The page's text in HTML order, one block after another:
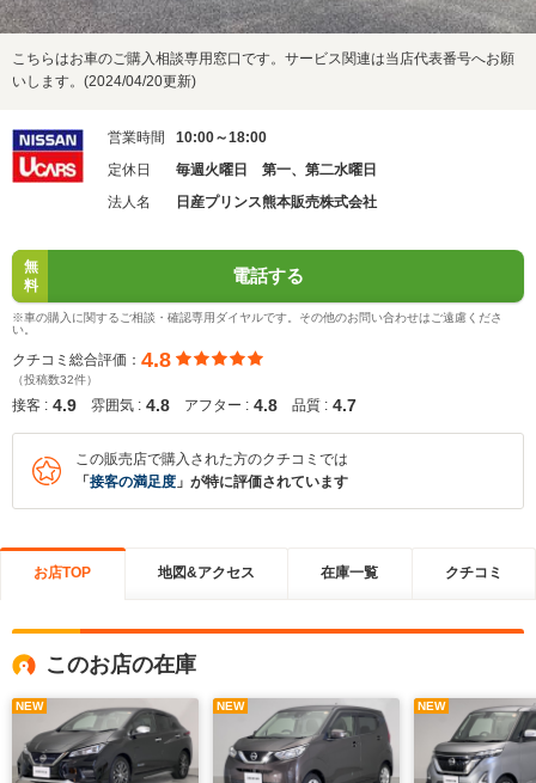
こちらはお車のご購入相談専用窓口です。サービス関連は当店代表番号へお願
いします。(2024/04/20更新)
営業時間
10:00～18:00
定休日
毎週火曜日 第一、第二水曜日
法人名
日産プリンス熊本販売株式会社
無
料
電話する
※車の購入に関するご相談・確認専用ダイヤルです。その他のお問い合わせはご遠慮くださ
い。
クチコミ総合評価： 4.8
（投稿数32件）
接客 : 4.9 雰囲気 : 4.8 アフター : 4.8 品質 : 4.7
この販売店で購入された方のクチコミでは
「接客の満足度 」が特に評価されています
お店TOP 地図&アクセス 在庫一覧 クチコミ
このお店の在庫
NEW NEW NEW